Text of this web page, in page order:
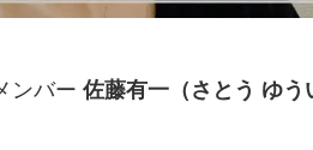
ンバー 佐藤有一（さとう ゆう